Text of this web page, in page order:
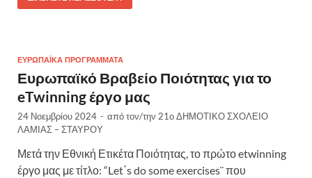
ΕΥΡΩΠΑΪΚΆ ΠΡΟΓΡΆΜΜΑΤΑ
Ευρωπαϊκό Βραβείο Ποιότητας για το
eTwinning έργο μας
24 Νοεμβρίου 2024 - από τον/την 21ο ΔΗΜΟΤΙΚΟ ΣΧΟΛΕΙΟ
ΛΑΜΙΑΣ – ΣΤΑΥΡΟΥ
Μετά την Εθνική Ετικέτα Ποιότητας, το πρώτο etwinning
έργο μας με τίτλο: “Let΄s do some exercises¨ που